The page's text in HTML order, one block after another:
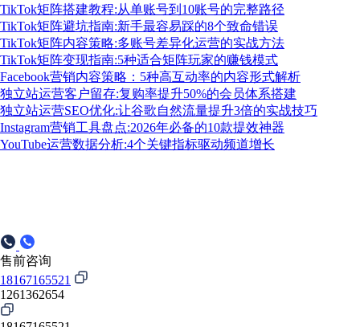
TikTok矩阵搭建教程:从单账号到10账号的完整路径
TikTok矩阵避坑指南:新手最容易踩的8个致命错误
TikTok矩阵内容策略:多账号差异化运营的实战方法
TikTok矩阵变现指南:5种适合矩阵玩家的赚钱模式
Facebook营销内容策略：5种高互动率的内容形式解析
独立站运营客户留存:复购率提升50%的会员体系搭建
独立站运营SEO优化:让谷歌自然流量提升3倍的实战技巧
Instagram营销工具盘点:2026年必备的10款提效神器
YouTube运营数据分析:4个关键指标驱动频道增长
售前咨询
18167165521
1261362654